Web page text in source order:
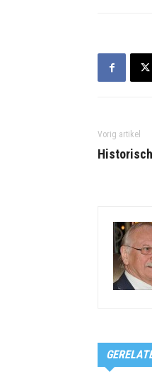
Vorig artikel